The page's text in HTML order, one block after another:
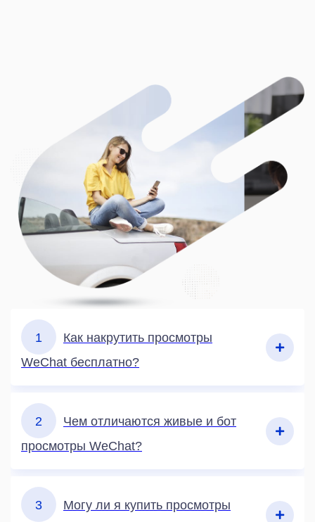
1
Как накрутить просмотры
WeChat бесплатно?
2
Чем отличаются живые и бот
просмотры WeChat?
3
Могу ли я купить просмотры